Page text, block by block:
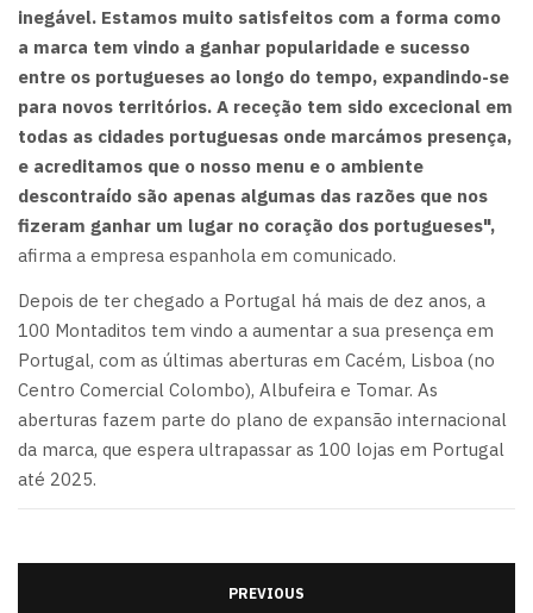
inegável. Estamos muito satisfeitos com a forma como
a marca tem vindo a ganhar popularidade e sucesso
entre os portugueses ao longo do tempo, expandindo-se
para novos territórios. A receção tem sido excecional em
todas as cidades portuguesas onde marcámos presença,
e acreditamos que o nosso menu e o ambiente
descontraído são apenas algumas das razões que nos
fizeram ganhar um lugar no coração dos portugueses",
afirma a empresa espanhola em comunicado.
Depois de ter chegado a Portugal há mais de dez anos, a
100 Montaditos tem vindo a aumentar a sua presença em
Portugal, com as últimas aberturas em Cacém, Lisboa (no
Centro Comercial Colombo), Albufeira e Tomar. As
aberturas fazem parte do plano de expansão internacional
da marca, que espera ultrapassar as 100 lojas em Portugal
até 2025.
PREVIOUS